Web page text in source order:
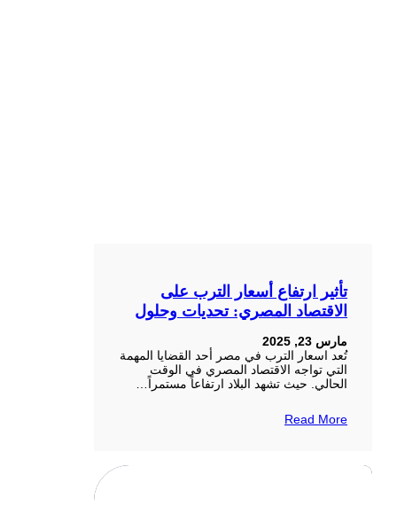
تأثير ارتفاع أسعار الترب على
الاقتصاد المصري: تحديات وحلول
مارس 23, 2025
تُعد اسعار الترب في مصر أحد القضايا المهمة
التي تواجه الاقتصاد المصري في الوقت
الحالي. حيث تشهد البلاد ارتفاعاً مستمراً…
Read More